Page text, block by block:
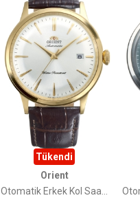
Tükendi
Orient